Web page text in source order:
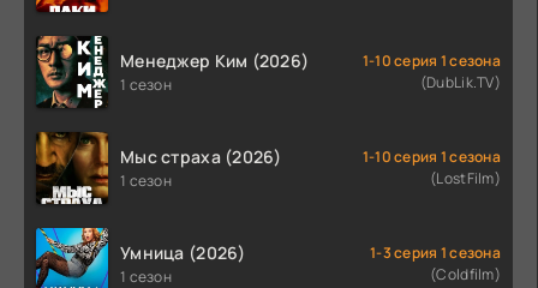
Менеджер Ким (2026)
1 сезон
1-10 серия 1 сезона
(DubLik.TV)
Мыс страха (2026)
1 сезон
1-10 серия 1 сезона
(LostFilm)
Умница (2026)
1 сезон
1-3 серия 1 сезона
(Coldfilm)